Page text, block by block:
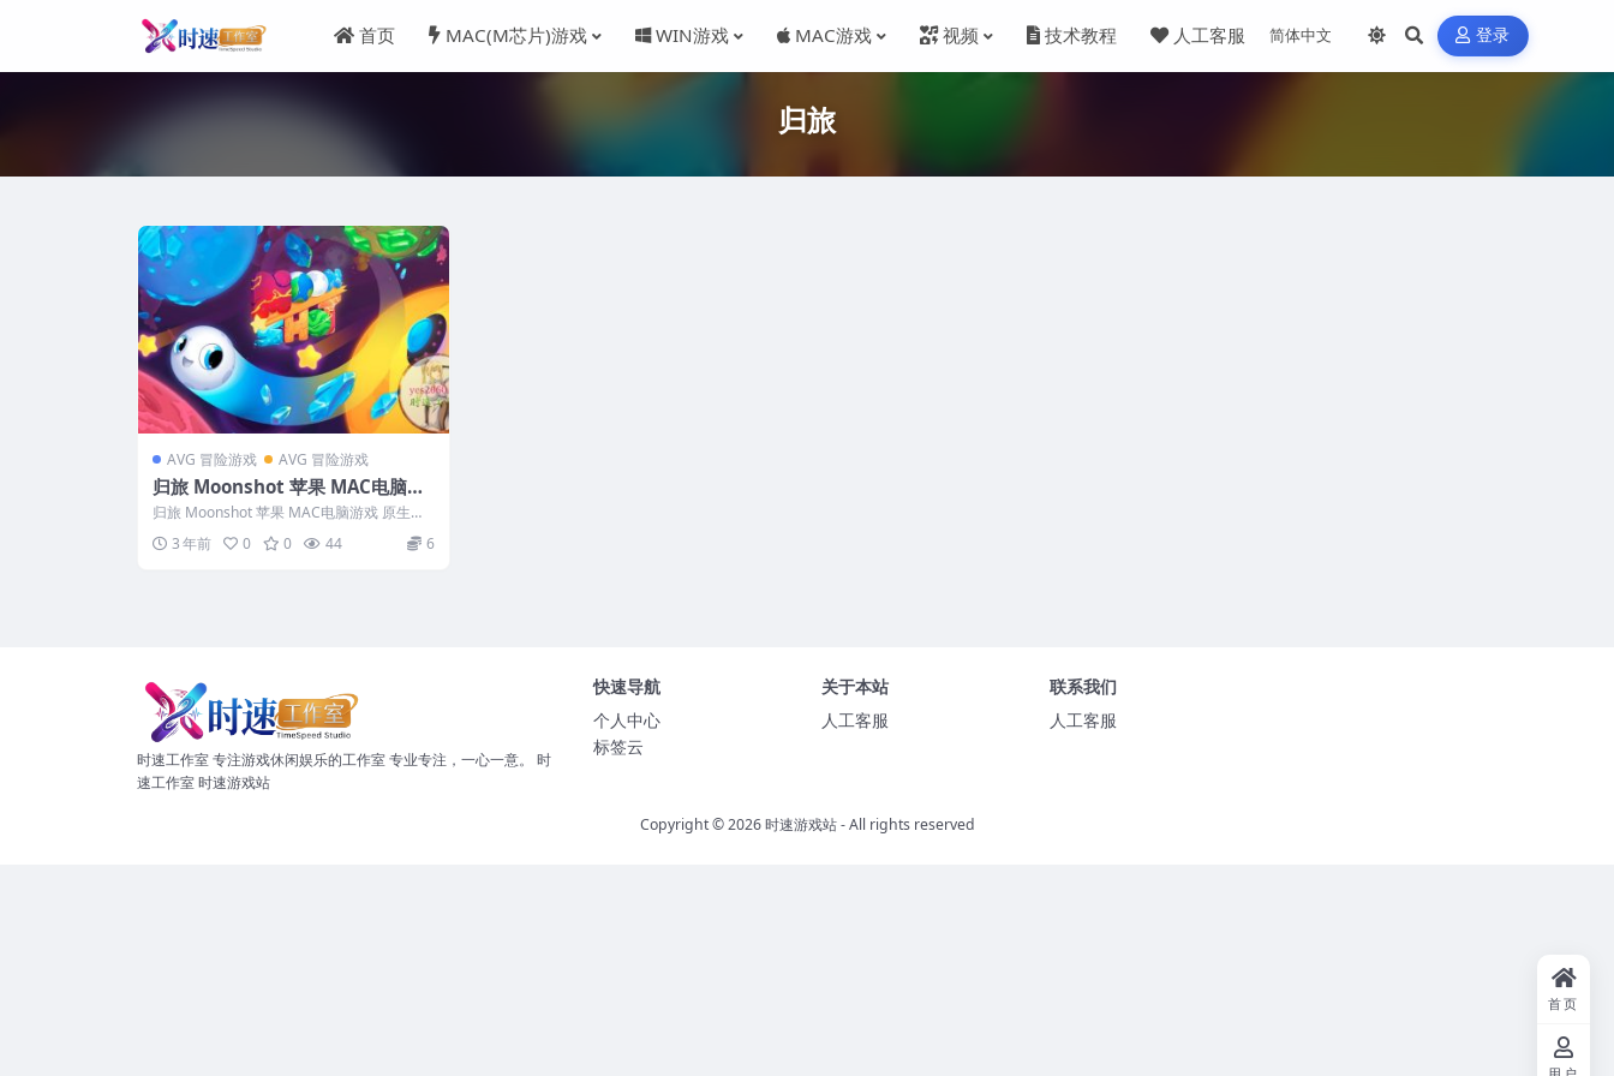
首页 MAC(M芯片)游戏 WIN游戏 MAC游戏 视频 技术教程 人工客服 登录
归旅
AVG 冒险游戏 AVG 冒险游戏
归旅 Moonshot 苹果 MAC电脑游
戏 原生中文版
归旅 Moonshot 苹果 MAC电脑游戏 原生中
3 年前 0 0 44 6
时速工作室 专注游戏休闲娱乐的工作室 专业专注，一心一意。 时
速工作室 时速游戏站
快速导航
个人中心
标签云
关于本站
人工客服
联系我们
人工客服
Copyright © 2026时速游戏站- All rights reserved
首页